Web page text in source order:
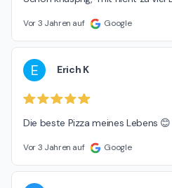
Vor 3 Jahren auf Google
E Erich K
Die beste Pizza meines Lebens 😊
Vor 3 Jahren auf Google